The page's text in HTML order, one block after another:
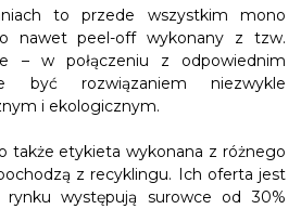
to przede wszystkim mono
nawet peel-off wykonany z tzw.
– w połączeniu z odpowiednim
być rozwiązaniem niezwykle
i ekologicznym.
także etykieta wykonana z różnego
z recyklingu. Ich oferta jest
występują surowce od 30%